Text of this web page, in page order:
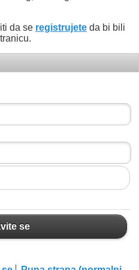
da se registrujete da bi bili
se